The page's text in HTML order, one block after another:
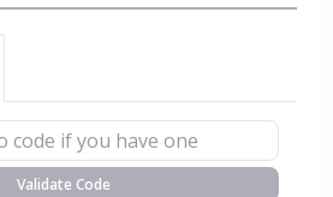
Validate Code